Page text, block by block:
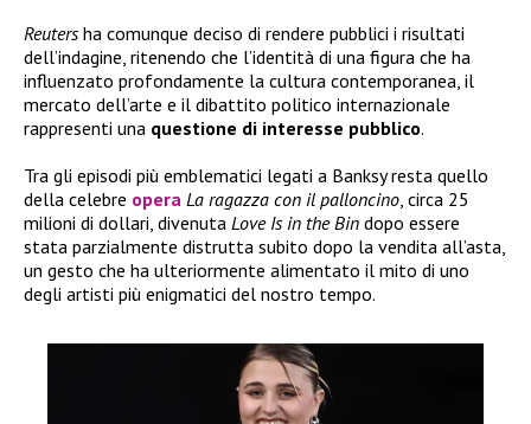
Reutersha comunque deciso di rendere pubblici i risultati
dell’indagine, ritenendo che l’identità di una figura che ha
influenzato profondamente la cultura contemporanea, il
mercato dell’arte e il dibattito politico internazionale
rappresenti una questione di interesse pubblico.
Tra gli episodi più emblematici legati a Banksy resta quello
della celebre opera La ragazza con il palloncino, circa 25
milioni di dollari, divenuta Love Is in the Bin dopo essere
stata parzialmente distrutta subito dopo la vendita all’asta,
un gesto che ha ulteriormente alimentato il mito di uno
degli artisti più enigmatici del nostro tempo.